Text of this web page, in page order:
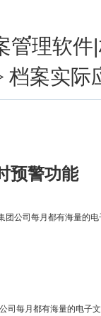
专区 人事档案
帖子
管理软
档案实际
预警功能
公司每月都有海量的
月都有海量的电子文